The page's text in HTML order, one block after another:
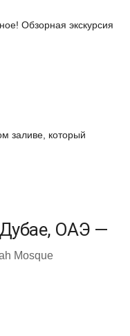
Обзорная экскурсия
заливе, который
ОАЭ —
Mosque